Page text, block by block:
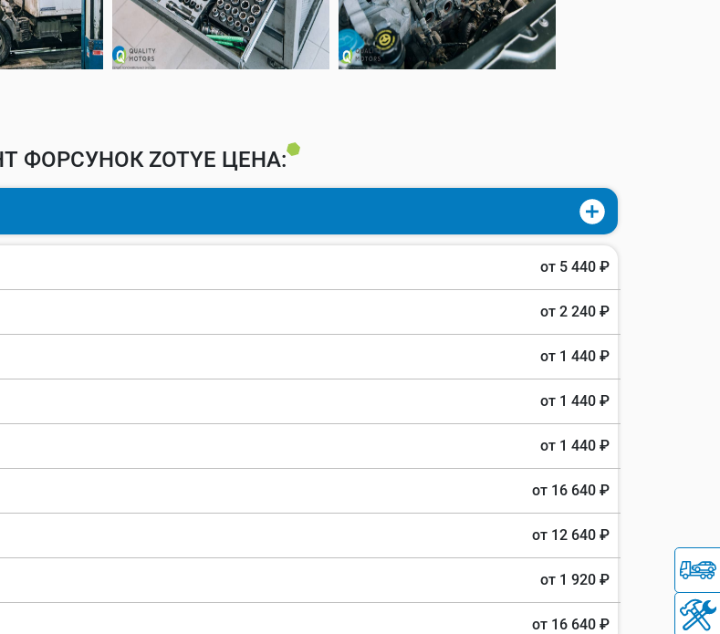
ФОРСУНОК ZOTYE ЦЕНА:
от 5 440 ₽
от 2 240 ₽
от 1 440 ₽
от 1 440 ₽
от 1 440 ₽
от 16 640 ₽
от 12 640 ₽
от 1 920 ₽
от 16 640 ₽